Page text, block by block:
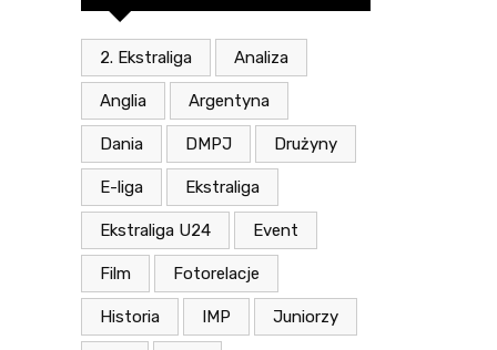
2. Ekstraliga Analiza
Anglia Argentyna
Dania DMPJ Drużyny
E-liga Ekstraliga
Ekstraliga U24 Event
Film Fotorelacje
Historia IMP Juniorzy